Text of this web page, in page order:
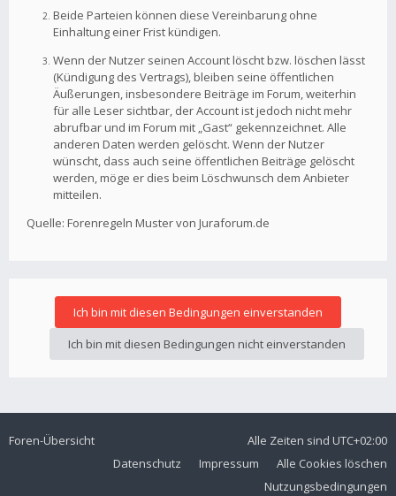
Beide Parteien können diese Vereinbarung ohne
Einhaltung einer Frist kündigen.
Wenn der Nutzer seinen Account löscht bzw. löschen lässt
(Kündigung des Vertrags), bleiben seine öffentlichen
Äußerungen, insbesondere Beiträge im Forum, weiterhin
für alle Leser sichtbar, der Account ist jedoch nicht mehr
abrufbar und im Forum mit „Gast“ gekennzeichnet. Alle
anderen Daten werden gelöscht. Wenn der Nutzer
wünscht, dass auch seine öffentlichen Beiträge gelöscht
werden, möge er dies beim Löschwunsch dem Anbieter
mitteilen.
Quelle: Forenregeln Muster von Juraforum.de
Foren-Übersicht Alle Zeiten sind UTC+02:00
Alle Cookies löschen
Impressum
Datenschutz
Nutzungsbedingungen